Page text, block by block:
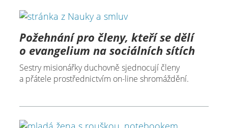
Požehnání pro členy, kteří se dělí
o evangelium na sociálních sítích
Sestry misionářky duchovně sjednocují členy
a přátele prostřednictvím on-line shromáždění.